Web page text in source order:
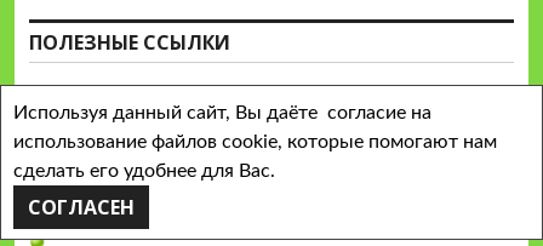
ПОЛЕЗНЫЕ ССЫЛКИ
Федеральный портал "Российское образование"
Официальный сайт ГМУ
Информационная система "Единое окно доступа к
Используя данный сайт, Вы даёте согласие на
использование файлов cookie, которые помогают нам
сделать его удобнее для Вас.
СОГЛАСЕН